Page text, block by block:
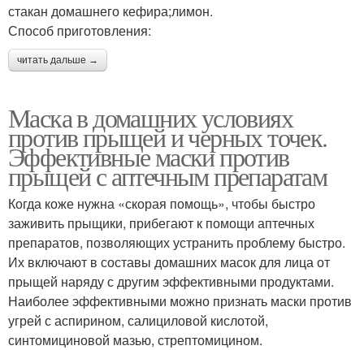
стакан домашнего кефира;лимон.
Способ приготовления:
читать дальше →
Маска в домашних условиях
против прыщей и черных точек.
Эффективные маски против
прыщей с аптечным препаратам
Когда коже нужна «скорая помощь», чтобы быстро
заживить прыщики, прибегают к помощи аптечных
препаратов, позволяющих устранить проблему быстро.
Их включают в составы домашних масок для лица от
прыщей наряду с другим эффективными продуктами.
Наиболее эффективными можно признать маски против
угрей с аспирином, салициловой кислотой,
синтомициновой мазью, стрептомицином.